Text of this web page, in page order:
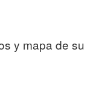
y mapa de su